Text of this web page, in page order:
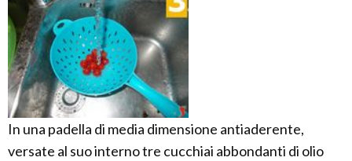
In una padella di media dimensione antiaderente,
versate al suo interno tre cucchiai abbondanti di olio